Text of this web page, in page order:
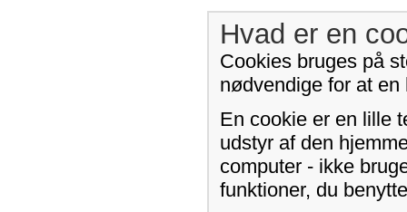
Hvad er en
Cookies bruges på
nødvendige for at
En cookie er en lille
udstyr af den
computer - ikke
funktioner, du